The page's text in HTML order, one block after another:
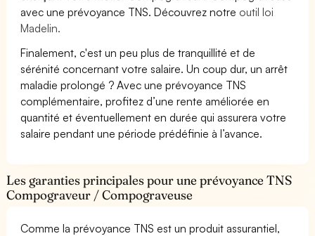
avec une prévoyance TNS. Découvrez notre outil loi
Madelin.
Finalement, c'est un peu plus de tranquillité et de
sérénité concernant votre salaire. Un coup dur, un arrêt
maladie prolongé ? Avec une prévoyance TNS
complémentaire, profitez d’une rente améliorée en
quantité et éventuellement en durée qui assurera votre
salaire pendant une période prédéfinie à l’avance.
Les garanties principales pour une prévoyance TNS
Compograveur / Compograveuse
Comme la prévoyance TNS est un produit assurantiel,